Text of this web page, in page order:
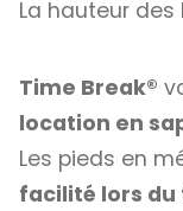
La hauteur des
Time Break®
location en
Les pieds en
facilité lors